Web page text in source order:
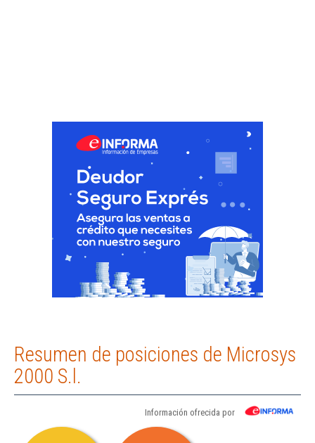
Resumen de posiciones de Microsys
2000 S.l.
Información ofrecida por